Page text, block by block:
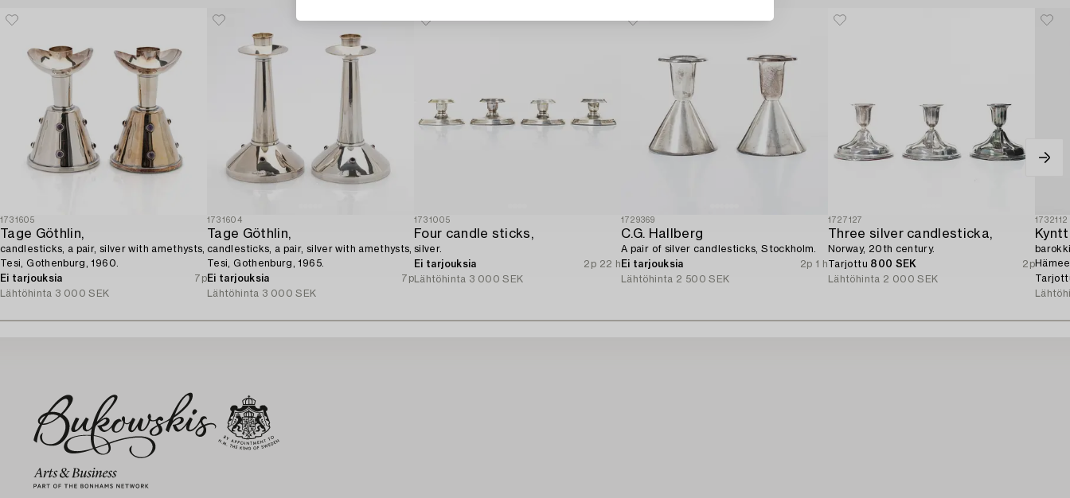
1731605
Tage Göthlin,
candlesticks, a pair, silver with amethysts,
Tesi, Gothenburg, 1960.
Ei tarjouksia
7p
Lähtöhinta 3 000 SEK
1731604
Tage Göthlin,
candlesticks, a pair, silver with amethysts,
Tesi, Gothenburg, 1965.
Ei tarjouksia
7p
Lähtöhinta 3 000 SEK
1731005
Four candle sticks,
silver.
Ei tarjouksia
2p 22 h
Lähtöhinta 3 000 SEK
1729369
C.G. Hallberg
A pair of silver candlesticks, Stockholm.
Ei tarjouksia
2p 1 h
Lähtöhinta 2 500 SEK
1727127
Three silver candlesticka,
Norway, 20th century.
Tarjottu 800 SEK
2p
Lähtöhinta 2 000 SEK
1732112